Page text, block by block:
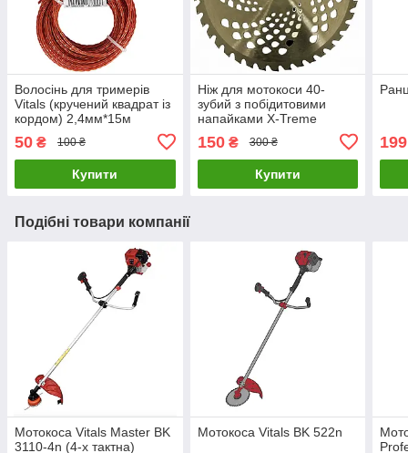
Волосінь для тримерів
Vitals (кручений квадрат із
кордом) 2,4мм*15м
50 ₴ 100 ₴
Купити
Ніж для мотокоси 40-
зубий з побідитовими
напайками X-Treme
150₴ 300 ₴
Купити
199
Подібні товари компанії
Мотокоса Vitals Master BK
3110-4n (4-х тактна)
Мотокоса Vitals BK 522n